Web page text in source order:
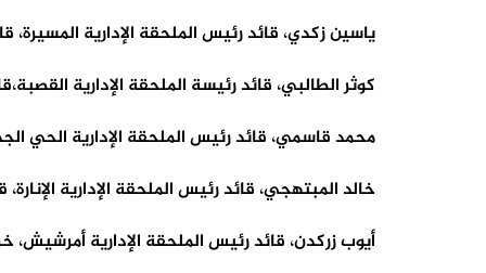
ياسين زكدي، قائد رئيس الملحقة الإدارية
كوثر الطالبي، قائد رئيسة الملحقة الإدارية
محمد قاسمي، قائد رئيس الملحقة الإدارية الحي
خالد المبتهجي، قائد رئيس الملحقة الإدارية
أيوب زركدن، قائد رئيس الملحقة الإدارية أمرشيش،